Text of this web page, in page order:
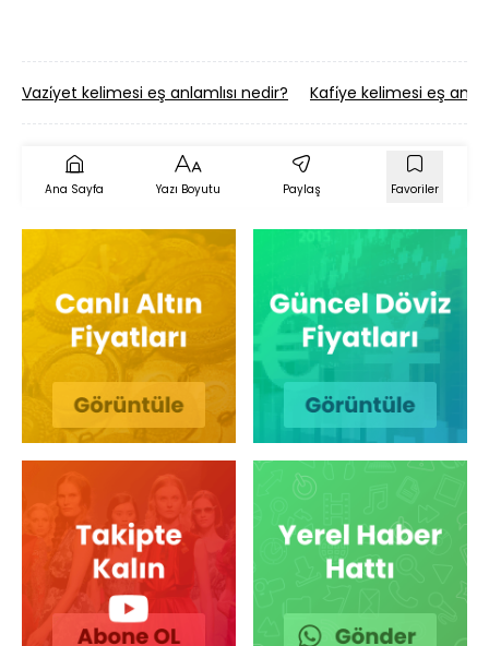
Vazi̇yet kelimesi eş anlamlısı nedir? Kafi̇ye kelimesi eş
Ana Sayfa Yazı Boyutu Paylaş Favoriler